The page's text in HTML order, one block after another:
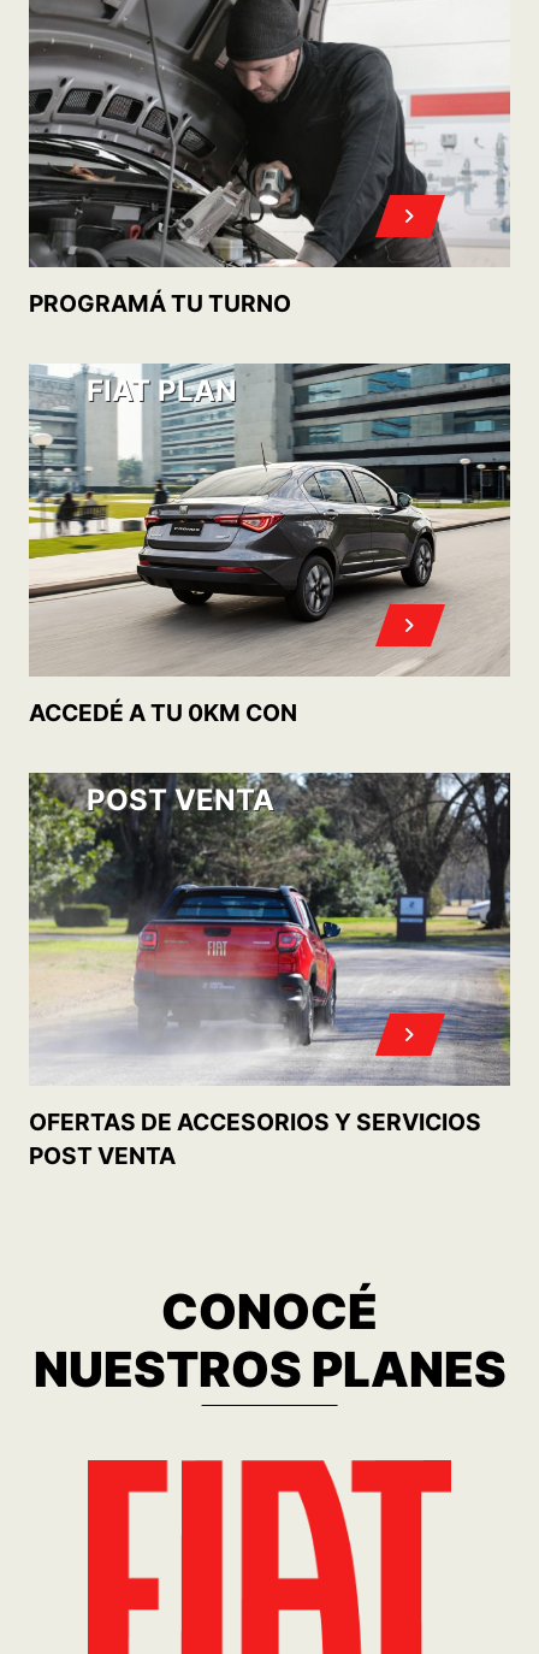
PROGRAMÁ TU TURNO
FIAT PLAN
ACCEDÉ A TU 0KM CON
POST VENTA
OFERTAS DE ACCESORIOS Y SERVICIOS
POST VENTA
CONOCÉ
NUESTROS PLANES